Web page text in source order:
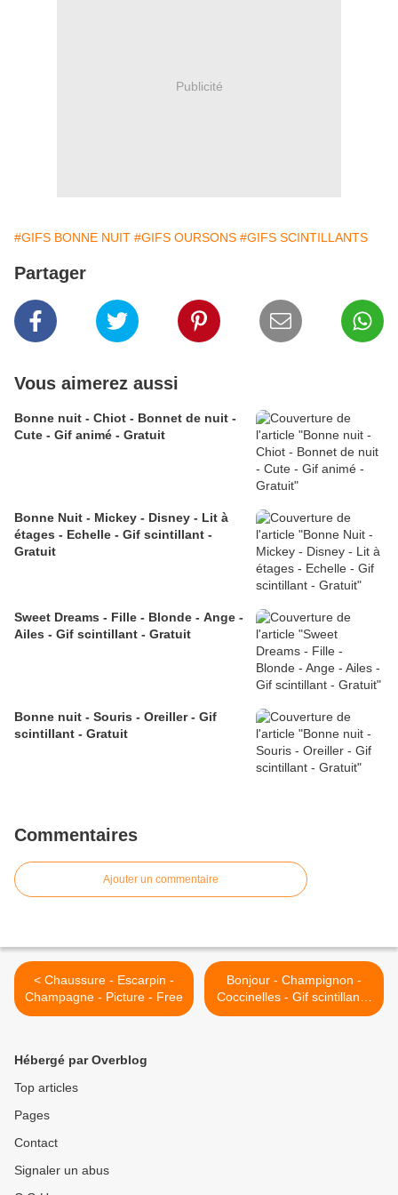
Publicité
#GIFS BONNE NUIT #GIFS OURSONS #GIFS SCINTILLANTS
Partager
Vous aimerez aussi
Bonne nuit - Chiot - Bonnet de nuit -
Cute - Gif animé - Gratuit
Bonne Nuit - Mickey - Disney - Lit à
étages - Echelle - Gif scintillant -
Gratuit
Sweet Dreams - Fille - Blonde - Ange -
Ailes - Gif scintillant - Gratuit
Bonne nuit - Souris - Oreiller - Gif
scintillant - Gratuit
Commentaires
Ajouter un commentaire
< Chaussure - Escarpin -
Champagne - Picture - Free
Bonjour - Champignon -
Coccinelles - Gif scintillant -
Gratuit >
Hébergé par Overblog
Top articles
Pages
Contact
Signaler un abus